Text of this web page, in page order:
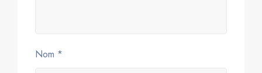
Nom *